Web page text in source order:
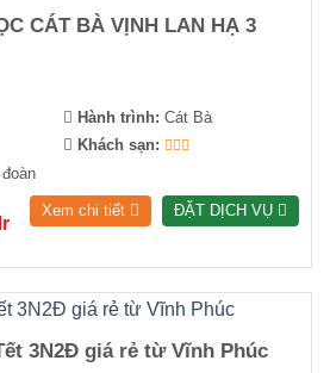
CÁT BÀ VỊNH LAN HẠ 3
Hành trình: Cát Bà
Khách sạn:
Xem chi tiết ĐẶT DỊCH VỤ
3N2Đ giá rẻ từ Vĩnh Phúc